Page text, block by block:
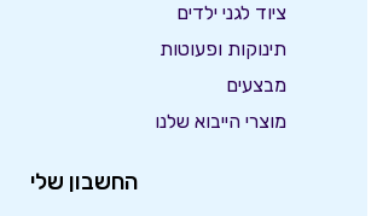
ציוד לגני ילדים
תינוקות ופעוטות
מבצעים
מוצרי הייבוא שלנו
החשבון שלי